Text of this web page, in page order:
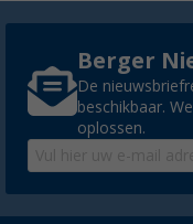
Berger
De
beschikbaar.
oplossen.